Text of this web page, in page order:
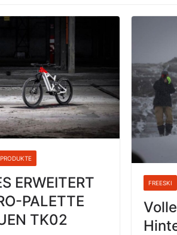
PRODUKTE
ERWEITERT
PALETTE
TK02
FREESKI